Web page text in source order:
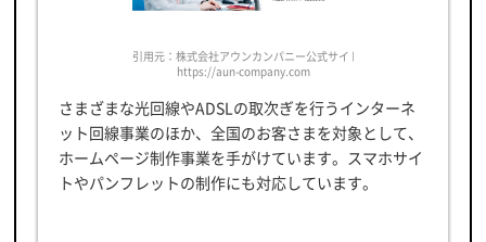
引用元：株式会社アウンカンパニー公式サイト
https://aun-company.com
さまざまな光回線やADSLの取次ぎを行うインターネ
ット回線事業のほか、全国のお客さまを対象として、
ホームページ制作事業を手がけています。スマホサイ
トやパンフレットの制作にも対応しています。